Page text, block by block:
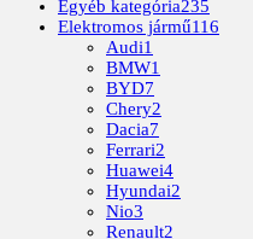
Egyéb kategória235
Elektromos jármű116
Audi1
BMW1
BYD7
Chery2
Dacia7
Ferrari2
Huawei4
Hyundai2
Nio3
Renault2